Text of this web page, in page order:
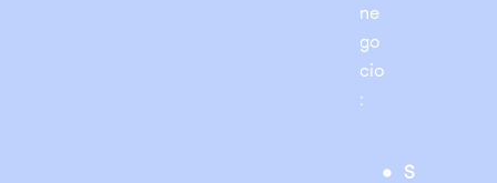
ne
go
cio
:
S